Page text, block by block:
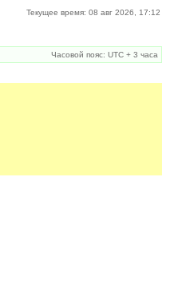
Текущее время: 08 авг 2026, 17:12
Часовой пояс: UTC + 3 часа